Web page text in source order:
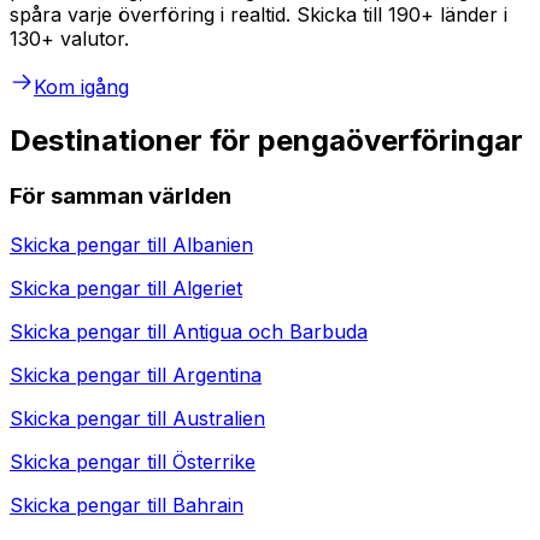
spåra varje överföring i realtid. Skicka till 190+ länder i
130+ valutor.
Kom igång
Destinationer för pengaöverföringar
För samman världen
Skicka pengar till Albanien
Skicka pengar till Algeriet
Skicka pengar till Antigua och Barbuda
Skicka pengar till Argentina
Skicka pengar till Australien
Skicka pengar till Österrike
Skicka pengar till Bahrain